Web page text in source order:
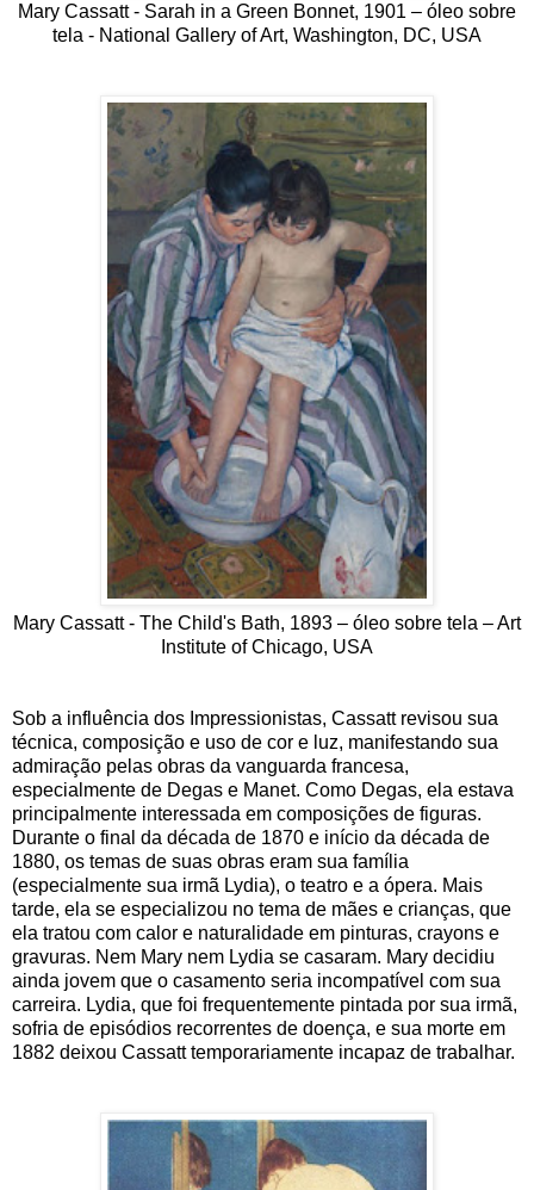
Mary Cassatt - Sarah in a Green Bonnet, 1901 – óleo sobre
tela - National Gallery of Art, Washington, DC, USA
Mary Cassatt - The Child's Bath, 1893 – óleo sobre tela – Art
Institute of Chicago, USA
Sob a influência dos Impressionistas, Cassatt revisou sua
técnica, composição e uso de cor e luz, manifestando sua
admiração pelas obras da vanguarda francesa,
especialmente de Degas e Manet. Como Degas, ela estava
principalmente interessada em composições de figuras.
Durante o final da década de 1870 e início da década de
1880, os temas de suas obras eram sua família
(especialmente sua irmã Lydia), o teatro e a ópera. Mais
tarde, ela se especializou no tema de mães e crianças, que
ela tratou com calor e naturalidade em pinturas, crayons e
gravuras. Nem Mary nem Lydia se casaram. Mary decidiu
ainda jovem que o casamento seria incompatível com sua
carreira. Lydia, que foi frequentemente pintada por sua irmã,
sofria de episódios recorrentes de doença, e sua morte em
1882 deixou Cassatt temporariamente incapaz de trabalhar.